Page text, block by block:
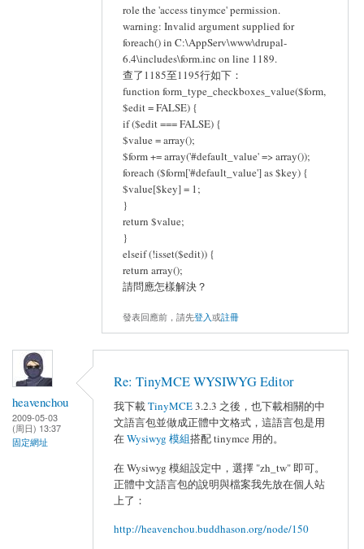
role the 'access tinymce' permission.
warning: Invalid argument supplied for
foreach() in C:\AppServ\www\drupal-
6.4\includes\form.inc on line 1189.
查了1185至1195行如下：
function form_type_checkboxes_value($form,
$edit = FALSE) {
if ($edit === FALSE) {
$value = array();
$form += array('#default_value' => array());
foreach ($form['#default_value'] as $key) {
$value[$key] = 1;
}
return $value;
}
elseif (!isset($edit)) {
return array();
請問應怎樣解決？
發表回應前，請先登入或註冊
heavenchou
2009-05-03
(周日) 13:37
固定網址
Re: TinyMCE WYSIWYG Editor
我下載TinyMCE3.2.3 之後，也下載相關的中
文語言包並做成正體中文格式，這語言包是用
在Wysiwyg 模組搭配 tinymce 用的。
在 Wysiwyg 模組設定中，選擇 "zh_tw" 即可。
正體中文語言包的說明與檔案我先放在個人站
上了：
http://heavenchou.buddhason.org/node/150